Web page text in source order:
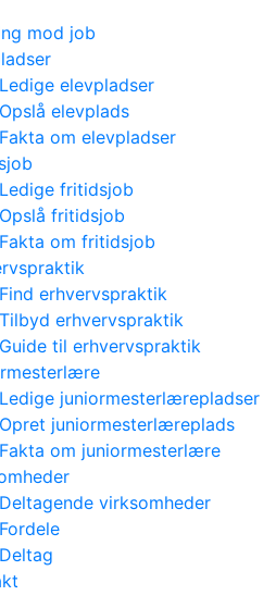
Ledige elevpladser
Opslå elevplads
Fakta om elevpladser
Ledige fritidsjob
Opslå fritidsjob
Fakta om fritidsjob
Find erhvervspraktik
Tilbyd erhvervspraktik
Guide til erhvervspraktik
Ledige juniormesterlærepladser
Opret juniormesterlæreplads
Fakta om juniormesterlære
Deltagende virksomheder
Fordele
Deltag